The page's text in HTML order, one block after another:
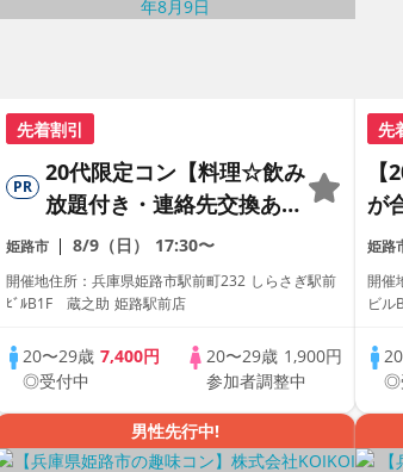
先着割引
PR
20代限定コン【料理☆飲み
放題付き・連絡先交換あ
り・完全着席型】１名参加
多数・初参加も大歓迎☆プ
レイワークス主催☆
姫路市 8/9（日） 17:30〜
開催地住所：兵庫県姫路市駅前町232 しらさぎ駅前
ﾋﾞﾙB1F 蔵之助 姫路駅前店
20〜29歳7,400円
◎受付中
20〜29歳 1,900円
参加者調整中
先
が
グ
姫路
開催
ビル
◎
男性先行中!